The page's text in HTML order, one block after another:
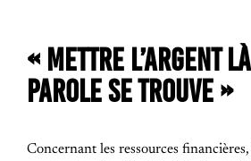
« METTRE L’ARGENT
PAROLE SE TROUVE »
Concernant les ressources